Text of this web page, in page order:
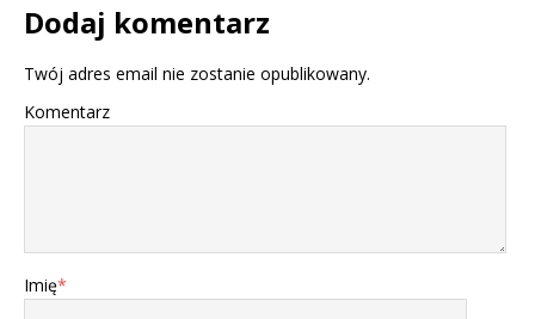
Dodaj komentarz
Twój adres email nie zostanie opublikowany.
Komentarz
Imię*